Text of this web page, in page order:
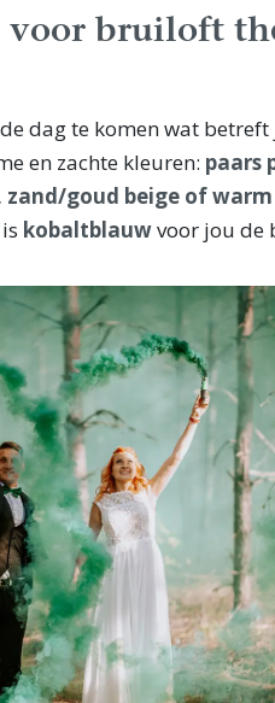
bruiloft
dag te komen wat
en zachte kleuren: paars
goud beige of
kobaltblauwvoor jou de